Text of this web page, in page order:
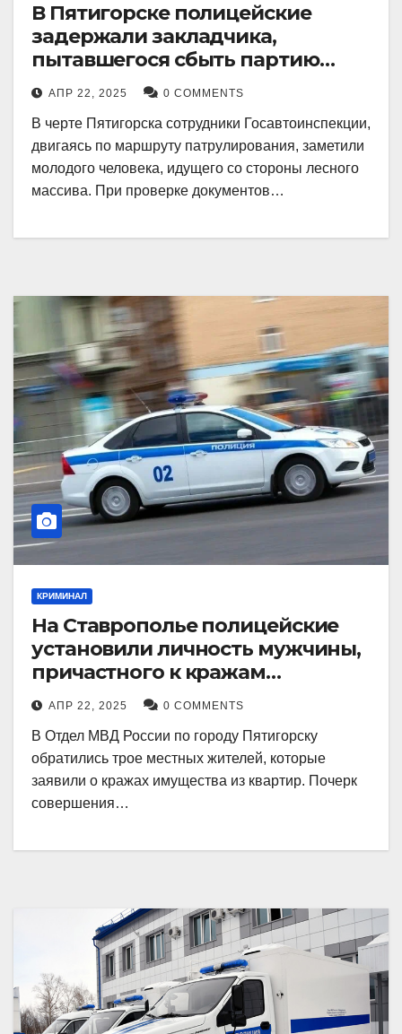
В Пятигорске полицейские
задержали закладчика,
пытавшегося сбыть партию
синтетического наркотика
АПР 22, 2025 0 COMMENTS
В черте Пятигорска сотрудники Госавтоинспекции,
двигаясь по маршруту патрулирования, заметили
молодого человека, идущего со стороны лесного
массива. При проверке документов…
КРИМИНАЛ
На Ставрополье полицейские
установили личность мужчины,
причастного к кражам
имущества из квартир в
Пятигорске
АПР 22, 2025 0 COMMENTS
В Отдел МВД России по городу Пятигорску
обратились трое местных жителей, которые
заявили о кражах имущества из квартир. Почерк
совершения…